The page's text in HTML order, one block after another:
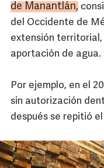
de Manantlán,
del Occidente de
extensión territorial,
aportación de agua.
Por ejemplo, en el
sin autorización
después se repitió